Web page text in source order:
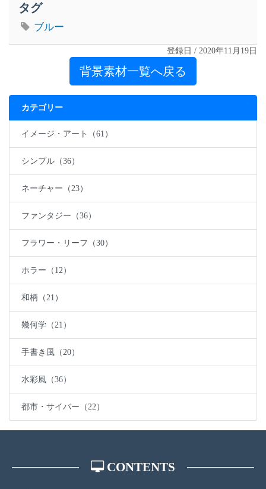
タグ
ブルー
登録日 / 2020年11月19日
背景素材一覧へ戻る
カテゴリー
イメージ・アート（61）
シンプル（36）
ネーチャー（23）
ファンタジー（36）
フラワー・リーフ（30）
ホラー（12）
和柄（21）
幾何学（21）
手書き風（20）
水彩風（36）
都市・サイバー（22）
CONTENTS